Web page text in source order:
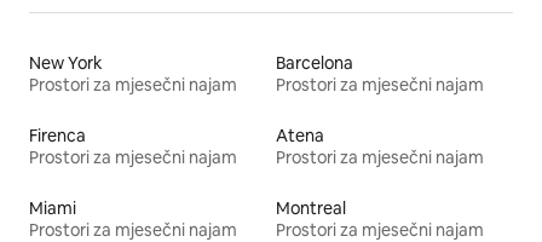
New York
Prostori za mjesečni najam
Barcelona
Prostori za mjesečni najam
Firenca
Prostori za mjesečni najam
Atena
Prostori za mjesečni najam
Miami
Prostori za mjesečni najam
Montreal
Prostori za mjesečni najam